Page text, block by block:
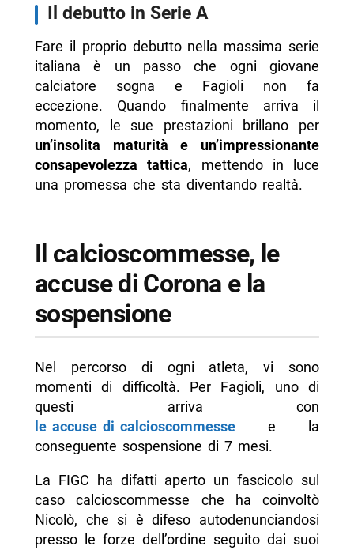
Il debutto in Serie A
Fare il proprio debutto nella massima serie
italiana è un passo che ogni giovane
calciatore sogna e Fagioli non fa
eccezione. Quando finalmente arriva il
momento, le sue prestazioni brillano per
un’insolita maturità e un’impressionante
consapevolezza tattica, mettendo in luce
una promessa che sta diventando realtà.
Il calcioscommesse, le
accuse di Corona e la
sospensione
Nel percorso di ogni atleta, vi sono
momenti di difficoltà. Per Fagioli, uno di
questi arriva con
le accuse di calcioscommessee la
conseguente sospensione di 7 mesi.
La FIGC ha difatti aperto un fascicolo sul
caso calcioscommesse che ha coinvoltò
Nicolò, che si è difeso autodenunciandosi
presso le forze dell’ordine seguito dai suoi